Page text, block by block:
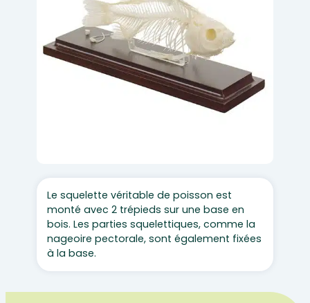
Le squelette véritable de poisson est
monté avec 2 trépieds sur une base en
bois. Les parties squelettiques, comme la
nageoire pectorale, sont également fixées
à la base.